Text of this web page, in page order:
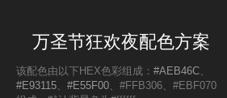
万圣节狂欢夜配色方案
该配色由以下HEX色彩组成： #AEB46C、
#E93115、 #E55F00、#FFB306、#EBF070